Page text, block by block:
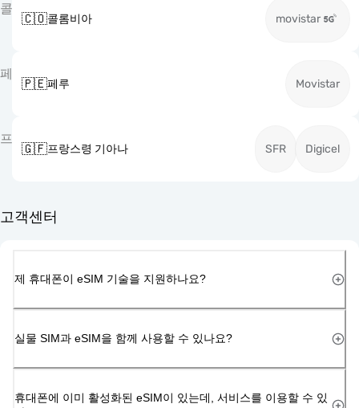
콜
🇨🇴콜롬비아 movistar
페
🇵🇪페루 Movistar
프
🇬🇫프랑스령 기아나 SFR Digicel
고객센터
제 휴대폰이 eSIM 기술을 지원하나요?
실물 SIM과 eSIM을 함께 사용할 수 있나요?
휴대폰에 이미 활성화된 eSIM이 있는데, 서비스를 이용할 수 있